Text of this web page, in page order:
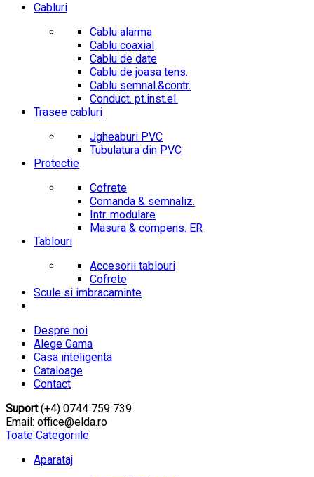
Cabluri
Cablu alarma
Cablu coaxial
Cablu de date
Cablu de joasa tens.
Cablu semnal.&contr.
Conduct. pt.inst.el.
Trasee cabluri
Jgheaburi PVC
Tubulatura din PVC
Protectie
Cofrete
Comanda & semnaliz.
Intr. modulare
Masura & compens. ER
Tablouri
Accesorii tablouri
Cofrete
Scule si imbracaminte
Despre noi
Alege Gama
Casa inteligenta
Cataloage
Contact
Suport(+4) 0744 759 739
Email: office@elda.ro
Toate Categoriile
Aparataj